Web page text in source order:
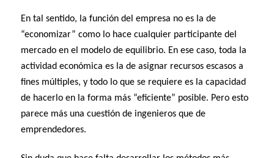
En tal sentido, la función del empresa no es la de
“economizar” como lo hace cualquier participante del
mercado en el modelo de equilibrio. En ese caso, toda la
actividad económica es la de asignar recursos escasos a
fines múltiples, y todo lo que se requiere es la capacidad
de hacerlo en la forma más “eficiente” posible. Pero esto
parece más una cuestión de ingenieros que de
emprendedores.